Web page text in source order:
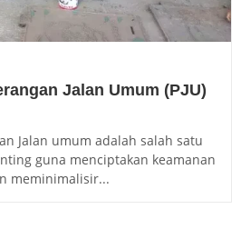
Jalan Umum (PJU)
Jalan umum adalah salah satu
guna menciptakan keamanan
meminimalisir...